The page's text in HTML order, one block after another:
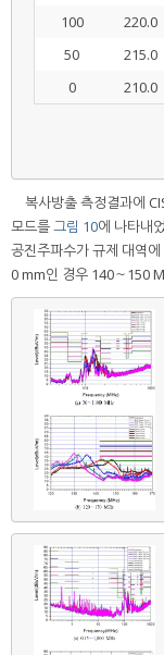
100
220.0
50
215.0
0
210.0
복사방출 측정결과에
모드를그림 10에 나타내
공진주파수가 규제 대역
0 mm인 경우 140～150